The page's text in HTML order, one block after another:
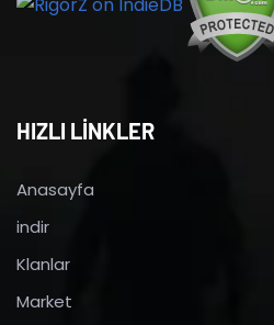
HIZLI LİNKLER
Anasayfa
indir
Klanlar
Market